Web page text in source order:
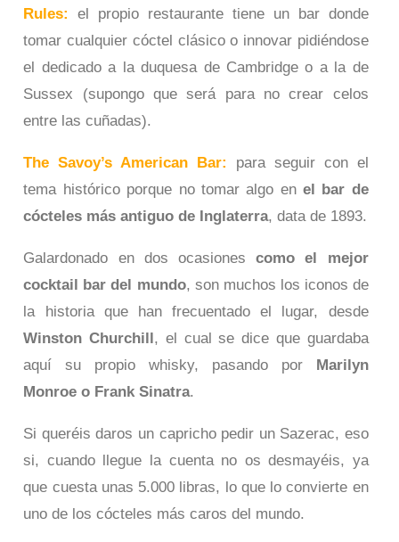
Rules:
el propio restaurante tiene un bar donde
tomar cualquier cóctel clásico o innovar pidiéndose
el dedicado a la duquesa de Cambridge o a la de
Sussex (supongo que será para no crear celos
entre las cuñadas).
The Savoy’s American Bar:
para seguir con el
tema histórico porque no tomar algo en el bar de
cócteles más antiguo de Inglaterra, data de 1893.
Galardonado en dos ocasionescomo el mejor
cocktail bar del mundo, son muchos los iconos de
la historia que han frecuentado el lugar, desde
Winston Churchill, el cual se dice que guardaba
aquí su propio whisky, pasando por Marilyn
Monroe o Frank Sinatra.
Si queréis daros un capricho pedir un Sazerac, eso
si, cuando llegue la cuenta no os desmayéis, ya
que cuesta unas 5.000 libras, lo que lo convierte en
uno de los cócteles más caros del mundo.